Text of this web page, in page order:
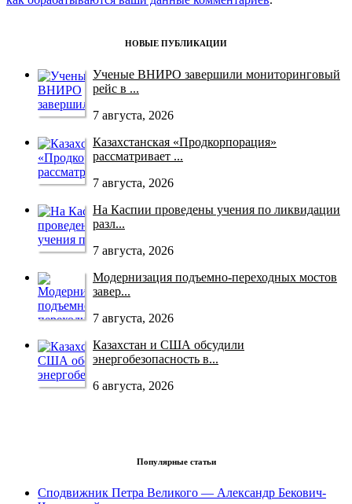
НОВЫЕ ПУБЛИКАЦИИ
Ученые ВНИРО завершили мониторинговый
рейс в ...
7 августа, 2026
Казахстанская «Продкорпорация»
рассматривает ...
7 августа, 2026
На Каспии проведены учения по ликвидации
разл...
7 августа, 2026
Модернизация подъемно-переходных мостов
завер...
7 августа, 2026
Казахстан и США обсудили
энергобезопасность в...
6 августа, 2026
Популярные статьи
Сподвижник Петра Великого — Александр Бекович-